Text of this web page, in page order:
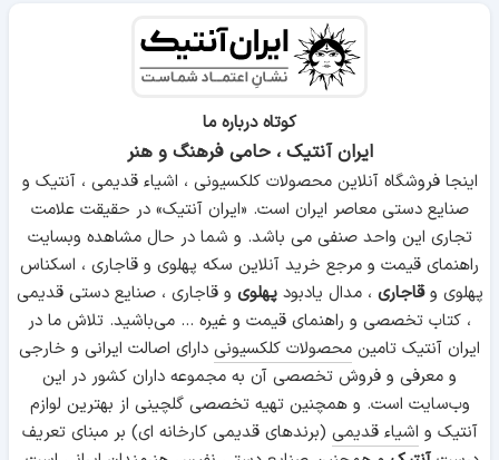
کوتاه درباره ما
ایران آنتیک ، حامی فرهنگ و هنر
اینجا فروشگاه آنلاین محصولات کلکسیونی ، اشیاء قدیمی ، آنتیک و
صنایع دستی معاصر ایران است. «ایران آنتیک» در حقیقت علامت
تجاری این واحد صنفی می باشد. و شما در حال مشاهده وبسایت
راهنمای قیمت و مرجع خرید آنلاین سکه پهلوی و قاجاری ، اسکناس
پهلوی وقاجاری ، مدال یادبودپهلوی و قاجاری ، صنایع دستی قدیمی
، کتاب تخصصی و راهنمای قیمت و غیره ... می‌باشید. تلاش ما در
ایران آنتیک تامین محصولات کلکسیونی دارای اصالت ایرانی و خارجی
و معرفی و فروش تخصصی آن به مجموعه داران کشور در این
وب‌سایت است. و همچنین تهیه تخصصی گلچینی از بهترین لوازم
آنتیک و اشیاء قدیمی (برندهای قدیمی کارخانه ای) بر مبنای تعریف